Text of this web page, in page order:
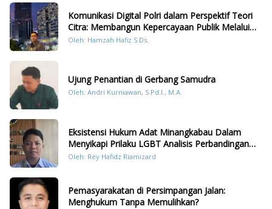
Komunikasi Digital Polri dalam Perspektif Teori
Citra: Membangun Kepercayaan Publik Melalui
Konten Humanis Kesiapsiagaan Bencana di
Oleh: Hamzah Hafiz S.Ds.
Ujung Penantian di Gerbang Samudra
Oleh: Andri Kurniawan, S.Pd.I., M.A.
Eksistensi Hukum Adat Minangkabau Dalam
Menyikapi Prilaku LGBT Analisis Perbandingan
Dengan Hukum Pidana
Oleh: Rey Hafidz Riamizard
Pemasyarakatan di Persimpangan Jalan:
Menghukum Tanpa Memulihkan?